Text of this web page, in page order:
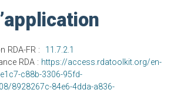
RDA-FR : 11.7.2.1
RDA : https://access.rdatoolkit.org/en-
c88b-3306-95fd-
8928267c-84e6-4dda-a836-